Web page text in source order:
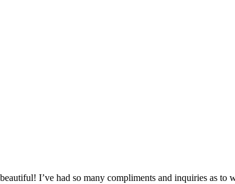
I’ve had so many compliments and inquiries as